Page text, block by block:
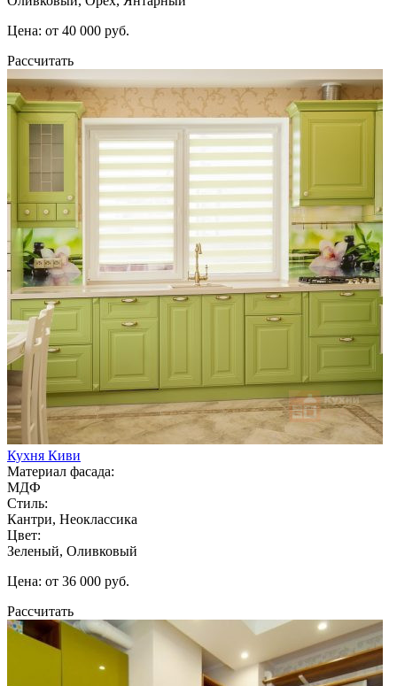
Цена: от 40 000 руб.
Рассчитать
Кухня Киви
Материал фасада:
МДФ
Стиль:
Кантри, Неоклассика
Цвет:
Зеленый, Оливковый
Цена: от 36 000 руб.
Рассчитать